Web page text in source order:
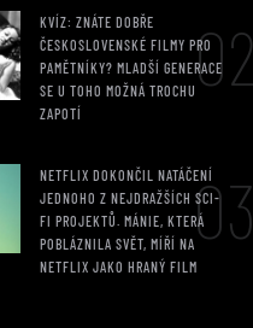
KVÍZ: ZNÁTE DOBŘE
ČESKOSLOVENSKÉ FILMY PRO
PAMĚTNÍKY? MLADŠÍ GENERACE
SE U TOHO MOŽNÁ TROCHU
ZAPOTÍ
02
NETFLIX DOKONČIL NATÁČENÍ
JEDNOHO Z NEJDRAŽŠÍCH SCI-
FI PROJEKTŮ. MÁNIE, KTERÁ
POBLÁZNILA SVĚT, MÍŘÍ NA
NETFLIX JAKO HRANÝ FILM
03